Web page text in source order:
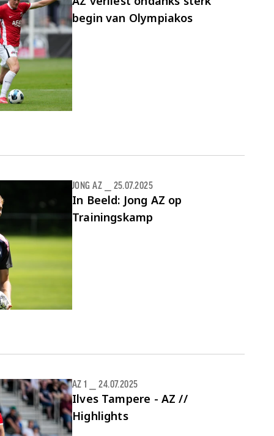
begin van Olympiakos
In Beeld: Jong AZ op
Trainingskamp
JONG AZ 25.07.2025
Ilves Tampere - AZ //
Highlights
AZ 1 ⎯24.07.2025